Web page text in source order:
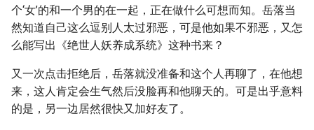
个‘女’的和一个男的在一起，正在做什么可想而知。岳落当
然知道自己这么逗别人太过邪恶，可是他如果不邪恶，又怎
么能写出《绝世人妖养成系统》这种书来？
又一次点击拒绝后，岳落就没准备和这个人再聊了，在他想
来，这人肯定会生气然后没脸再和他聊天的。可是出乎意料
的是，另一边居然很快又加好友了。